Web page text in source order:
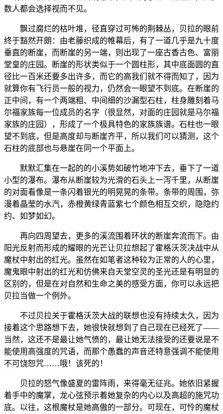
数人都会选择视而不见。
飘过腐烂的枯叶堆，径直穿过可怖的荆棘丛，贝拉的眼前
终于豁然开朗：由老藤织成的帷幕后，有了一道几乎是九十度
垂直的断崖，而断崖的另一端，则出现了一座古香古色、富丽
堂皇的庄园。断崖的形状类似于一个圆柱形，其中底面圆的直
径比一百米还要多出许多，而它的高我们就不得而知了，因为
就算你有飞行员一般的视力，仍然会一眼望不到底。在断崖的
正中间，有一个两端粗、中间细的沙漏型石柱，柱身雕刻着马
尔福家族每一位成员的名字（很显然，对面的庄园就是马尔福
家族的庄园），形成了一个极具特色的家族族谱。石柱也一眼
望不到底，但是高度却与断崖齐平，所以我们可以猜测，这个
石柱的底部也与悬崖在同一个平面上。
默默汇集在一起的的小溪势如破竹地冲下去，垂下了一道
小型的瀑布。瀑布从断崖较为光滑的石头上一泻千里，从断崖
的对面看像是一条闪着银光的明晃晃的条带。条带的周围，弥
漫着晶莹的水汽，赤橙黄绿青蓝紫七个颜色相互交织，隐隐约
约、如梦如幻。
再向四周望去，更多的溪流围着环状的断崖奔流而下。由
阳光反射而形成的耀眼的光芒让贝拉想起了霍格沃茨决战中从
魔杖中射出的红光。虽然在如笔者这种较为正常的人的心里，
魔鬼眼中射出的红光和仿佛来自天堂空灵的圣光还是有明显的
区别的，但是在对自然和生命之美的感受方面，你可以永远把
贝拉当做一个例外。
不过贝拉关于霍格沃茨大战的联想也没有持续太久，因为
接着这个思路想下去，她很快就想到了自己现在已经死了——
当然，这还不是最让她气愤的，最让她无法接受的还要说是不
能使用高强度的咒语，而那个愚蠢的声音还特意强调不能使用
不可饶恕咒……哦！该死的！
贝拉的怒气像盛夏的雷阵雨，来得毫无征兆。她依旧紧握
着手中的魔掌，龙心弦预示着她复杂的内心以及高超的施咒功
底。以往，这根魔杖是她高傲的一部分。可现在，可怜的魔杖